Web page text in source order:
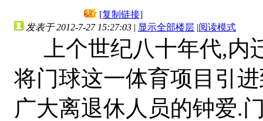
[复制链接]
发表于 2012-7-27 15:27:03 | 显示全部楼层 |阅读模式
上个世纪八十年代,内
将门球这一体育项目引
广大离退休人员的钟爱.